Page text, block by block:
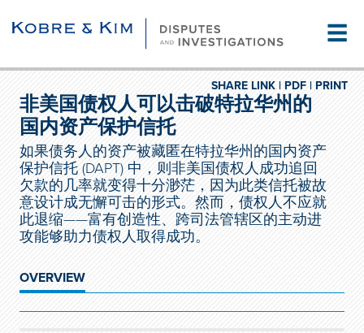
☰
PRINT
PDF |
SHARE LINK |
非美国债权人可以击破特拉华州的
国内资产保护信托
如果债务人的资产被藏匿在特拉华州的国内资产
保护信托 (DAPT) 中，则非美国债权人成功追回
欠款的几率就变得十分渺茫，因为此类信托被故
意设计成无懈可击的形式。然而，债权人不应就
此退缩——富有创造性、跨司法管辖区的主动进
攻能够助力债权人取得成功。
OVERVIEW